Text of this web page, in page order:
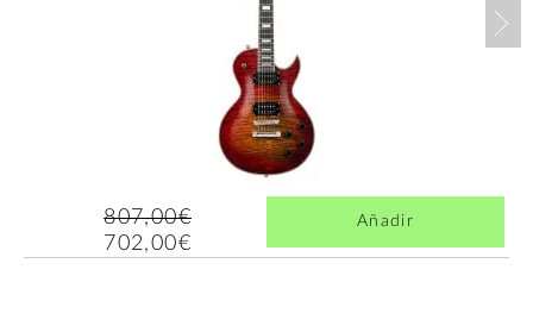
807,00€
702,00€
Añadir